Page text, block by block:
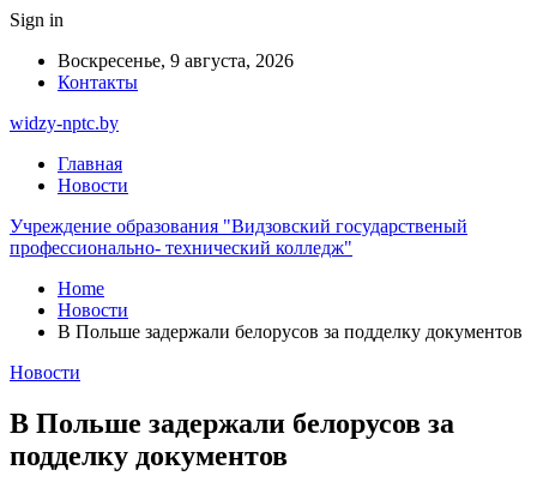
Sign in
Воскресенье, 9 августа, 2026
Контакты
widzy-nptc.by
Главная
Новости
Учреждение образования "Видзовский государственый
профессионально- технический колледж"
Home
Новости
В Польше задержали белорусов за подделку документов
Новости
В Польше задержали белорусов за
подделку документов